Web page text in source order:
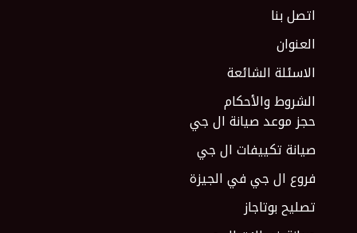
اتصل بنا
العنوان
الاسئلة الشائعة
الشروط والأحكام
حجز موعد صيانة ال جي
صيانة تكييفات ال جي
فروع ال جي في الجيزة
تصليح بوتاجاز